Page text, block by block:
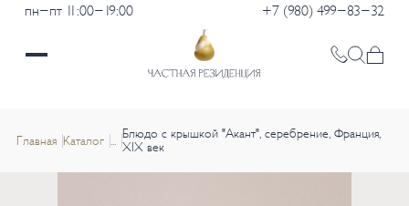
пн-пт 11:00-19:00 +7 (980) 499-83-32
Главная Каталог
Блюдо с крышкой "Акант", серебрение, Франция,
XIX век